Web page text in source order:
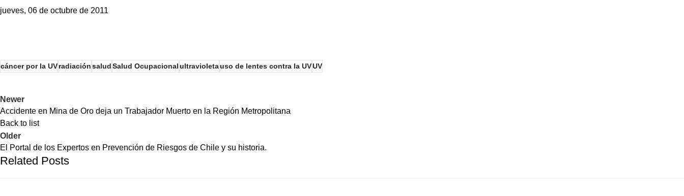
jueves, 06 de octubre de 2011
cáncer por la UVradiaciónsaludSalud Ocupacionalultravioletauso de lentes contra la UVUV
Newer
Accidente en Mina de Oro deja un Trabajador Muerto en la Región Metropolitana
Back to list
Older
El Portal de los Expertos en Prevención de Riesgos de Chile y su historia.
Related Posts